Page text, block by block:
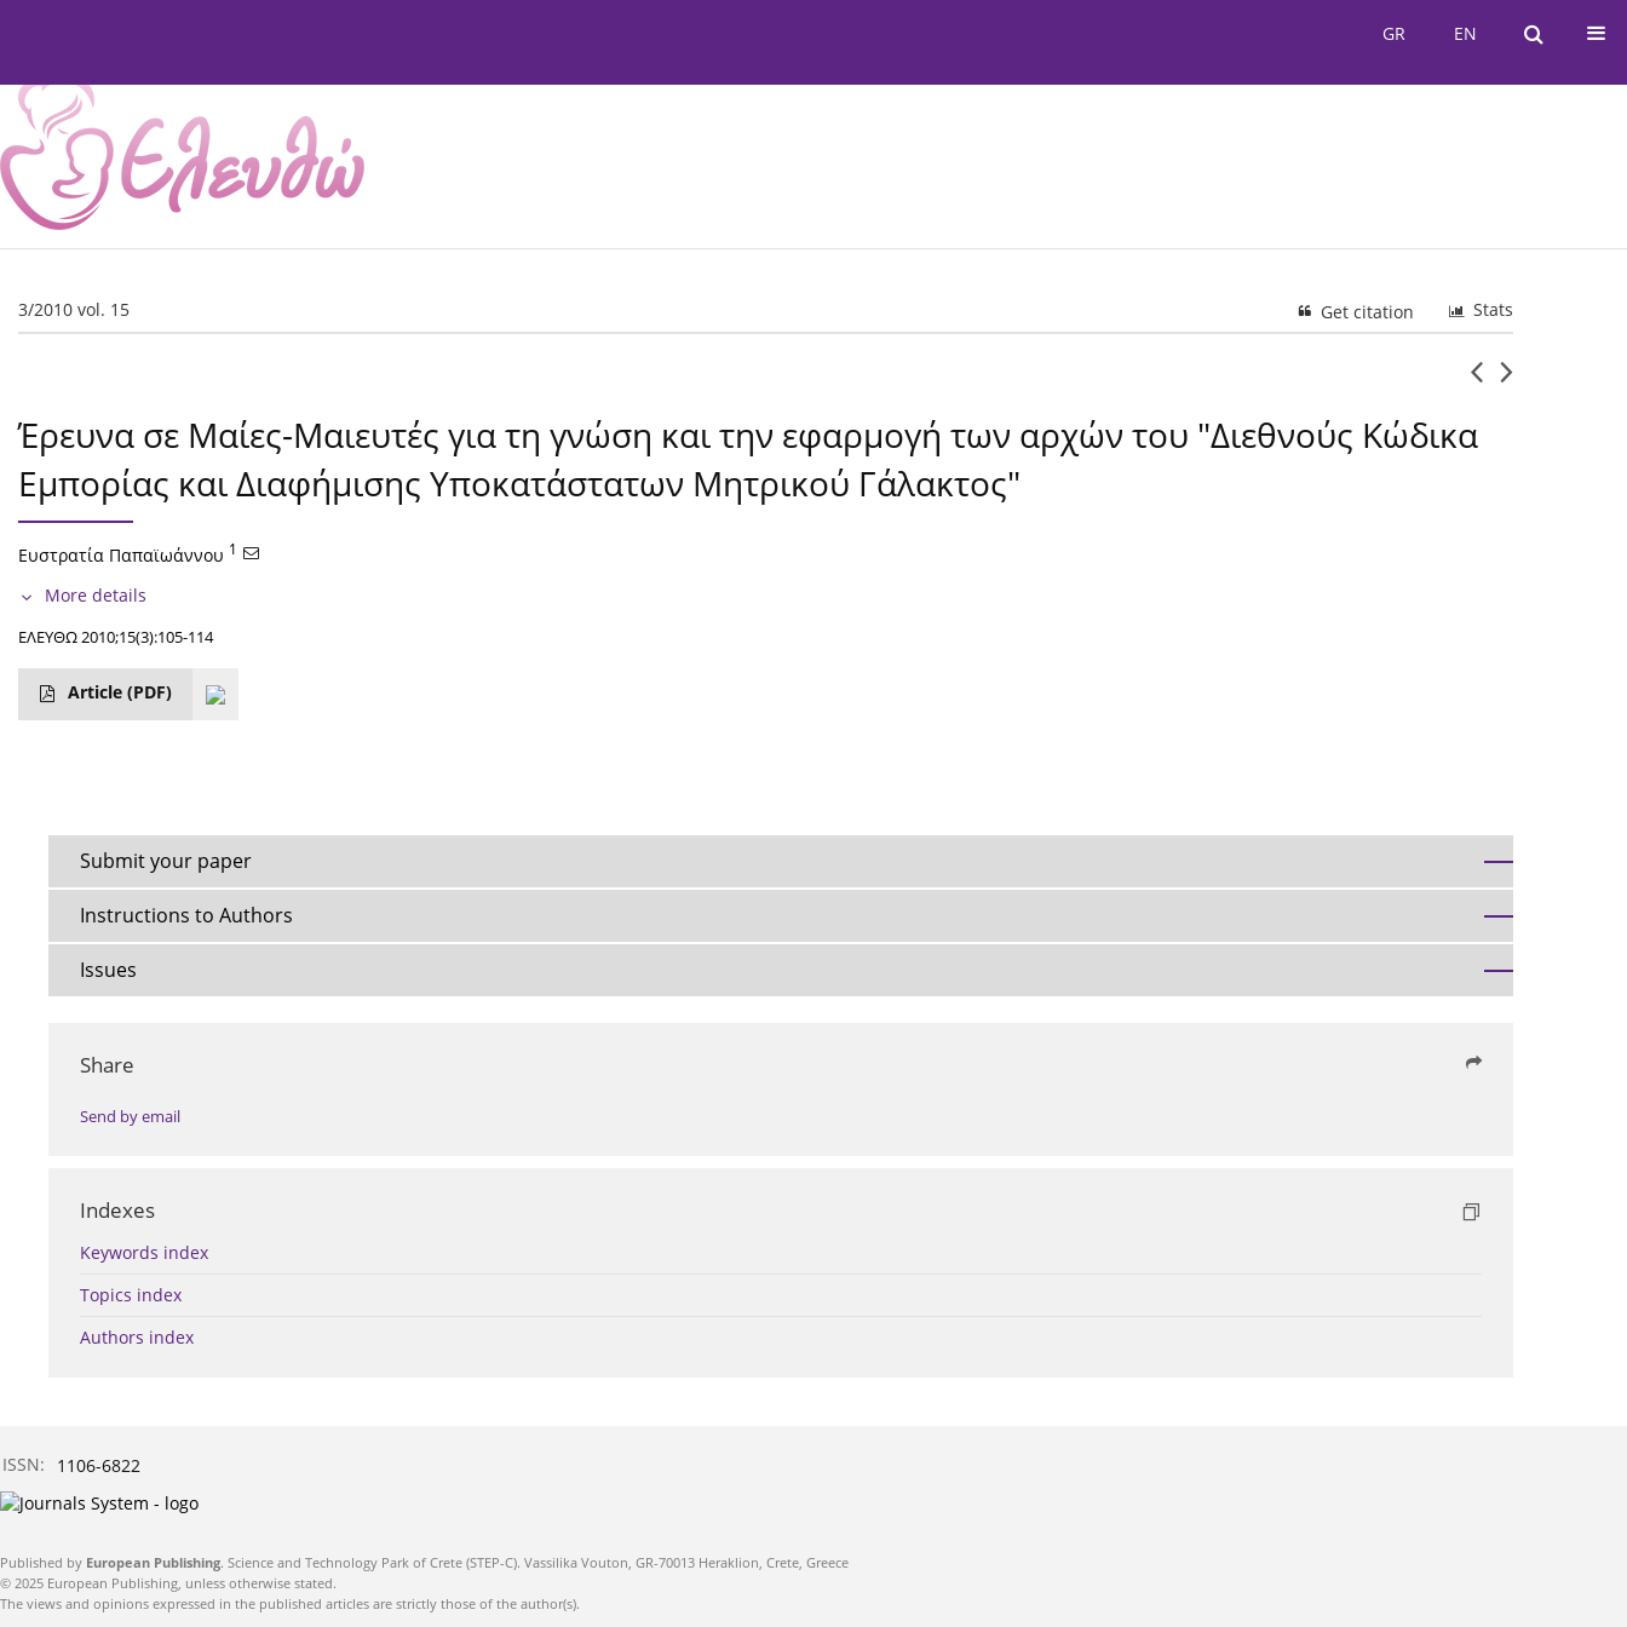
EN
GR EN
GR
3/2010 vol. 15 Stats
Get citation
Έρευνα σε Μαίες-Μαιευτές για τη γνώση και την εφαρμογή των αρχών του "Διεθνούς Κώδικα
Εμπορίας και Διαφήμισης Υποκατάστατων Μητρικού Γάλακτος"
Ευστρατία Παπαϊωάννου 1
More details
ΕΛΕΥΘΩ 2010;15(3):105-114
Article (PDF)
Submit your paper
Instructions to Authors
Issues
Share
Send by email
Indexes
Keywords index
Topics index
Authors index
ISSN: 1106-6822
Published by European Publishing. Science and Technology Park of Crete (STEP-C). Vassilika Vouton, GR-70013 Heraklion, Crete, Greece
© 2025 European Publishing, unless otherwise stated.
The views and opinions expressed in the published articles are strictly those of the author(s).